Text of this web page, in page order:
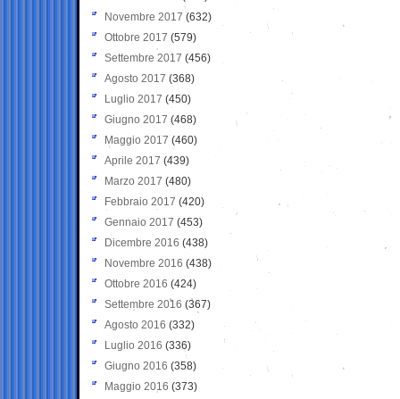
Novembre 2017 (632)
Ottobre 2017 (579)
Settembre 2017 (456)
Agosto 2017 (368)
Luglio 2017 (450)
Giugno 2017 (468)
Maggio 2017 (460)
Aprile 2017 (439)
Marzo 2017 (480)
Febbraio 2017 (420)
Gennaio 2017 (453)
Dicembre 2016 (438)
Novembre 2016 (438)
Ottobre 2016 (424)
Settembre 2016 (367)
Agosto 2016 (332)
Luglio 2016 (336)
Giugno 2016 (358)
Maggio 2016 (373)